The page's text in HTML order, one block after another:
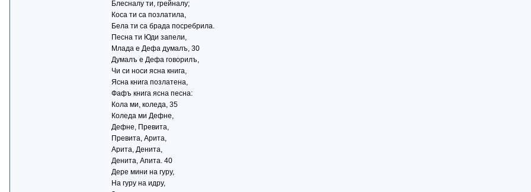
Блесналу ти, грейналу;
Коса ти са позлатила,
Бела ти са брада посребрила.
Песна ти Юди запели,
Млада е Дефа думалъ, 30
Думалъ е Дефа говорилъ,
Чи си носи ясна книга,
Ясна книга позлатена,
Фафъ книга ясна песна:
Кола ми, коледа, 35
Коледа ми Дефне,
Дефне, Превита,
Превита, Арита,
Арита, Денита,
Денита, Апита. 40
Дере мини на гуру,
На гуру на идру,